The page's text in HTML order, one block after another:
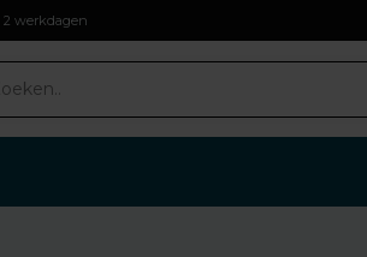
2 werkdagen